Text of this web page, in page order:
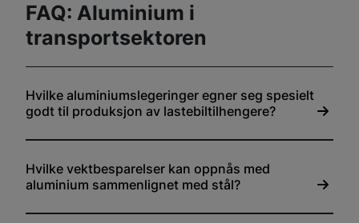
FAQ: Aluminium i
transportsektoren
Hvilke aluminiumslegeringer egner seg spesielt
godt til produksjon av lastebiltilhengere?
Hvilke vektbesparelser kan oppnås med
aluminium sammenlignet med stål?